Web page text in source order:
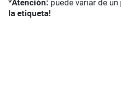
*Atención: puede variar de
la etiqueta!